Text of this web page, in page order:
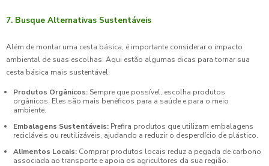
7. Busque Alternativas Sustentáveis
Além de montar uma cesta básica, é importante considerar o impacto
ambiental de suas escolhas. Aqui estão algumas dicas para tornar sua
cesta básica mais sustentável:
Produtos Orgânicos: Sempre que possível, escolha produtos
orgânicos. Eles são mais benéficos para a saúde e para o meio
ambiente.
Embalagens Sustentáveis: Prefira produtos que utilizam embalagens
recicláveis ou reutilizáveis, ajudando a reduzir o desperdício de plástico.
Alimentos Locais: Comprar produtos locais reduz a pegada de carbono
associada ao transporte e apoia os agricultores da sua região.